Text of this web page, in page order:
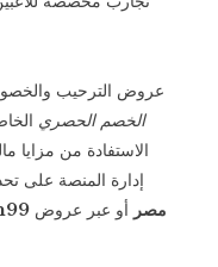
عروض الترحيب
الخصم الحصري
الاستفادة من مزايا
إدارة المنصة على
كود خصم zin99 مصر أو عبر عروض